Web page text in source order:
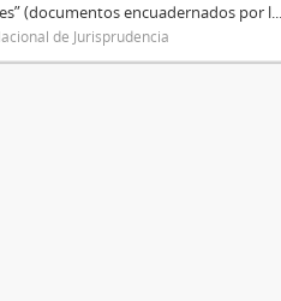
(documentos encuadernados por l...
de Jurisprudencia